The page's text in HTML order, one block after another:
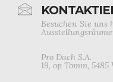
Besuchen Sie
Pro Dach S.A.
19, op Tomm,